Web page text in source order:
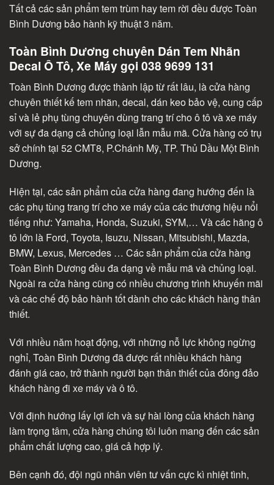
Tất cả các sản phẩm tem trùm hay tem rời đều được Toàn
Bình Dương bảo hành kỹ thuật 3 năm.
Toàn Bình Dương chuyên Dán Tem Nhãn
Decal Ô Tô, Xe Máy gọi 038 9699 131
Toàn Bình Dương được thành lập từ rất lâu, là cửa hàng
chuyên thiết kế tem nhãn, decal, dán keo bảo vệ, cung cấp
sỉ và lẻ phụ tùng chuyên dùng trang trí cho ô tô và xe máy
với sự đa dạng cả chủng loại lẫn mẫu mã. Cửa hàng có trụ
sở chính tại 52 CMT8, P.Chánh Mỹ, TP. Thủ Dầu Một Bình
Dương.
Hiện tại, các sản phẩm của cửa hàng đang hướng đến là
các phụ tùng trang trí cho xe máy của các thương hiệu nổi
tiếng như: Yamaha, Honda, Suzuki, SYM,… Và các hãng ô
tô lớn là Ford, Toyota, Isuzu, Nissan, Mitsubishi, Mazda,
BMW, Lexus, Mercedes … Các sản phẩm của cửa hàng
Toàn Bình Dương đều đa dạng về mẫu mã và chủng loại.
Ngoài ra cửa hàng cũng có nhiều chương trình khuyến mãi
và các chế độ bảo hành tốt dành cho các khách hàng thân
thiết.
Với nhiều năm hoạt động, với những nỗ lực không ngừng
nghỉ, Toàn Bình Dương đã được rất nhiều khách hàng
đánh giá cao, trở thành người bạn thân thiết của đông đảo
khách hàng đi xe máy và ô tô.
Với định hướng lấy lợi ích và sự hài lòng của khách hàng
làm trọng tâm, cửa hàng chúng tôi luôn mang đến các sản
phẩm chất lượng cao, giá cả hợp lý.
Bên cạnh đó, đội ngũ nhân viên tư vấn cực kì nhiệt tình,